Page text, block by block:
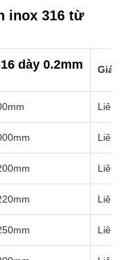
inox 316 từ
dày 0.2mm Giá
Liên
Liên
Liên
Liên
Liên